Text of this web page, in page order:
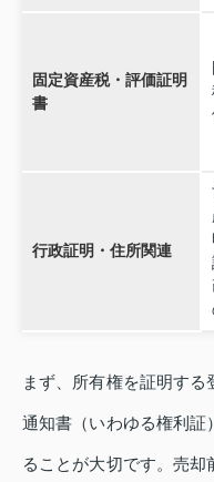
固定資産税・評価証明
書
行政証明・住所関連
まず、所有権を証明す
通知書（いわゆる権利証
ることが大切です。売